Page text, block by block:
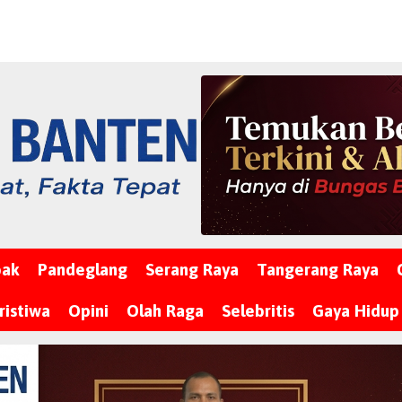
Pandeglang Serang Raya Tangerang Raya
Opini Olah Raga Selebritis Gaya Hidup